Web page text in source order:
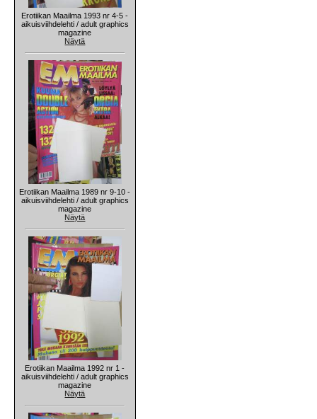
Erotiikan Maailma 1993 nr 4-5 -
aikuisviihdelehti / adult graphics
magazine
Näytä
Erotiikan Maailma 1989 nr 9-10 -
aikuisviihdelehti / adult graphics
magazine
Näytä
Erotiikan Maailma 1992 nr 1 -
aikuisviihdelehti / adult graphics
magazine
Näytä